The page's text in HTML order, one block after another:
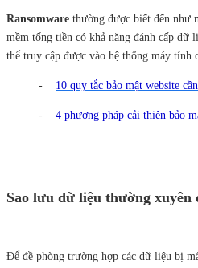
Ransomware thường được biết đến như
mềm tống tiền có khả năng đánh cấp dữ
thể truy cập được vào hệ thống máy tính
- 10 quy tắc bảo mật website
- 4 phương pháp cải thiện bảo
Sao lưu dữ liệu thường xuyên
Để đề phòng trường hợp các dữ liệu bị